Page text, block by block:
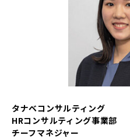
タナベコンサルティング
HRコンサルティング事業部
チーフマネジャー